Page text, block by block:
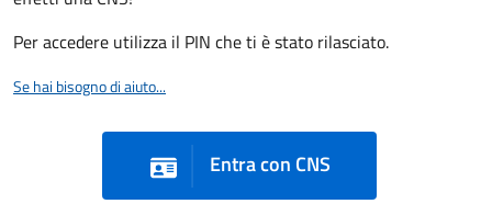
Per accedere utilizza il PIN che ti è stato rilasciato.
Se hai bisogno di aiuto...
Entra con CNS